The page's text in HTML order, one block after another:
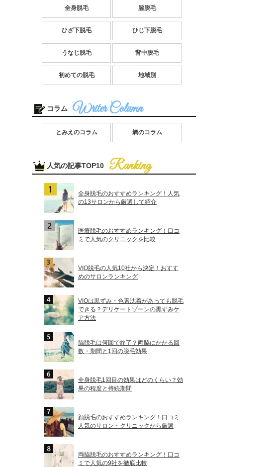
全身脱毛 脇脱毛
ひざ下脱毛 ひじ下脱毛
うなじ脱毛 背中脱毛
初めての脱毛 地域別
コラム
とみえのコラム 鯛のコラム
人気の記事TOP10
全身脱毛のおすすめランキング！人気
の13サロンから厳選して紹介
医療脱毛のおすすめランキング！口コ
ミで人気のクリニックを比較
VIO脱毛の人気10社から決定！おすす
めのサロンランキング
VIOは黒ずみ・色素沈着があっても脱毛
できる？デリケートゾーンの黒ずみケ
ア方法
脇脱毛は何回で終了？両脇にかかる回
数・期間と1回の脱毛効果
全身脱毛1回目の効果はどのくらい？効
果の程度と持続期間
顔脱毛のおすすめランキング！口コミ
人気のサロン・クリニックから厳選
両脇脱毛のおすすめランキング！口コ
ミで人気の9社を徹底比較